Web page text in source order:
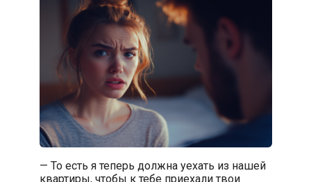
— То есть я теперь должна уехать из нашей
квартиры, чтобы к тебе приехали твои